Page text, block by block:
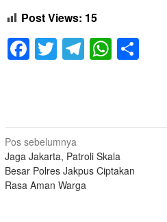
Post Views: 15
Facebook
Twitter
Telegram
Navigasi
pos
Pos sebelumnya
Jaga Jakarta, Patroli Skala
Besar Polres Jakpus Ciptakan
Rasa Aman Warga